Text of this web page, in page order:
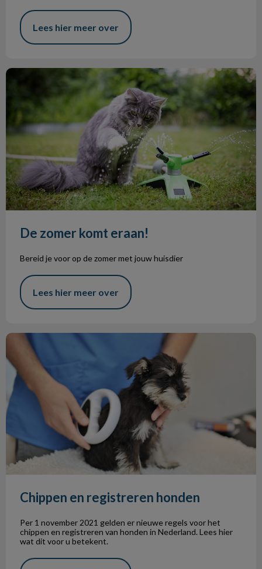
Lees hier meer over
De zomer komt eraan!
De zomer komt eraan!
Bereid je voor op de zomer met jouw huisdier
Lees hier meer over
Chippen en registreren honden
Chippen en registreren honden
Per 1 november 2021 gelden er nieuwe regels voor het
chippen en registreren van honden in Nederland. Lees hier
wat dit voor u betekent.